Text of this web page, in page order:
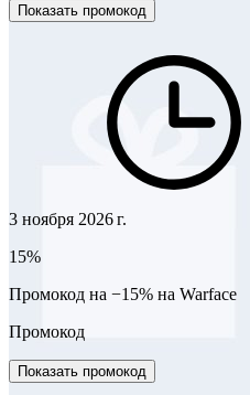
Показать промокод
3 ноября 2026 г.
15%
Промокод на −15% на Warface
Промокод
Показать промокод